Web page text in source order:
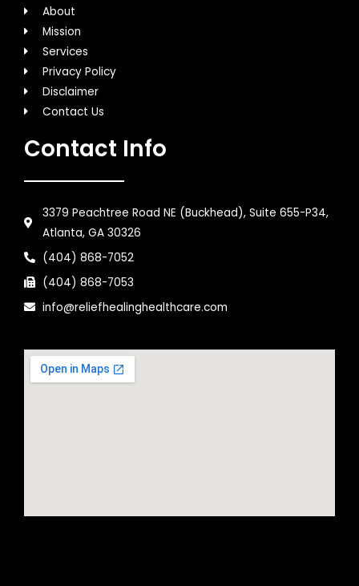
About
Mission
Services
Privacy Policy
Disclaimer
Contact Us
Contact Info
3379 Peachtree Road NE (Buckhead), Suite 655-P34,
Atlanta, GA 30326
(404) 868-7052
(404) 868-7053
info@reliefhealinghealthcare.com